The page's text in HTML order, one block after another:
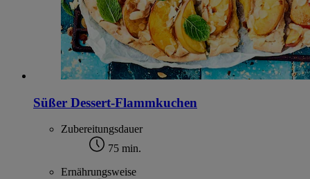
Süßer Dessert-Flammkuchen
Zubereitungsdauer
75 min.
Ernährungsweise